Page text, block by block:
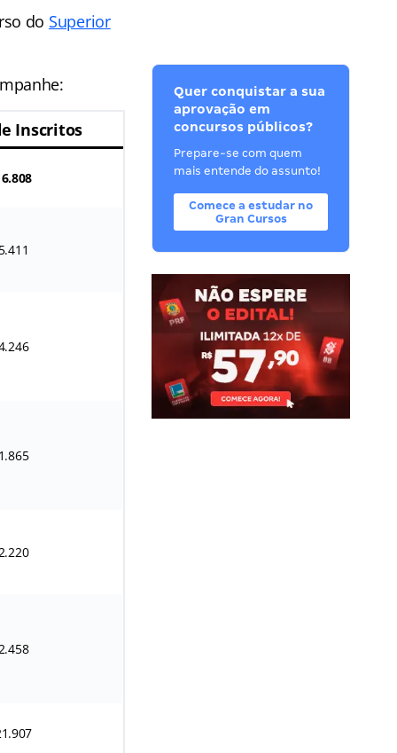
do Superior
Inscritos
Quer conquistar a sua
aprovação em
concursos públicos?
Prepare-se com quem
mais entende do assunto!
Comece a estudar no
Gran Cursos